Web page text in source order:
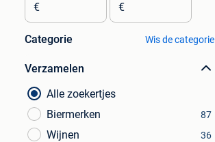
€ €
Categorie Wis de categorie
Verzamelen
Alle zoekertjes
Biermerken
87
Wijnen 36